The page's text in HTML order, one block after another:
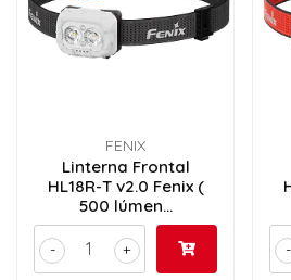
FENIX
Linterna Frontal
HL18R-T v2.0 Fenix (
500 lúmen...
+
- -